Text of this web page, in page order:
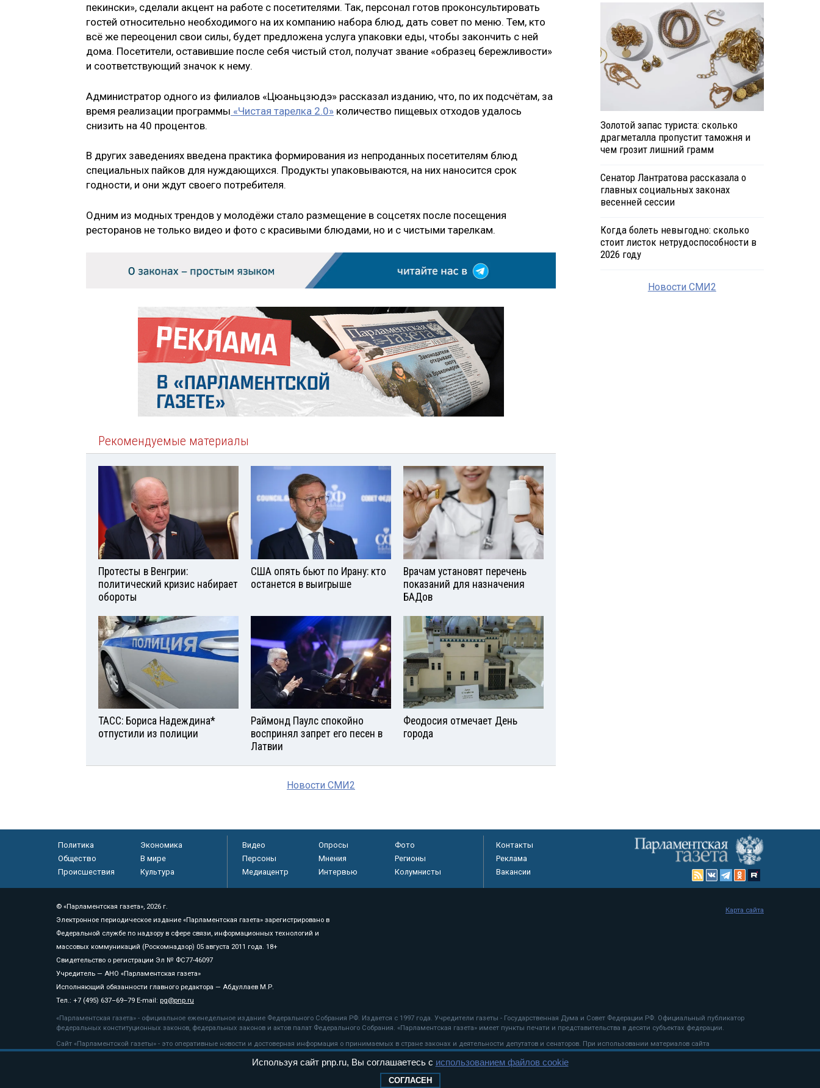
пекински», сделали акцент на работе с посетителями. Так, персонал готов проконсультировать
гостей относительно необходимого на их компанию набора блюд, дать совет по меню. Тем, кто
всё же переоценил свои силы, будет предложена услуга упаковки еды, чтобы закончить с ней
дома. Посетители, оставившие после себя чистый стол, получат звание «образец бережливости»
и соответствующий значок к нему.
Администратор одного из филиалов «Цюаньцзюдэ» рассказал изданию, что, по их подсчётам, за
время реализации программы «Чистая тарелка 2.0» количество пищевых отходов удалось
снизить на 40 процентов.
В других заведениях введена практика формирования из непроданных посетителям блюд
специальных пайков для нуждающихся. Продукты упаковываются, на них наносится срок
годности, и они ждут своего потребителя.
Одним из модных трендов у молодёжи стало размещение в соцсетях после посещения
ресторанов не только видео и фото с красивыми блюдами, но и с чистыми тарелкам.
Рекомендуемые материалы
Протесты в Венгрии:
политический кризис набирает
обороты
США опять бьют по Ирану: кто
останется в выигрыше
Врачам установят перечень
показаний для назначения
БАДов
ТАСС: Бориса Надеждина*
отпустили из полиции
Раймонд Паулс спокойно
воспринял запрет его песен в
Латвии
Феодосия отмечает День
города
Новости СМИ2
Золотой запас туриста: сколько
драгметалла пропустит таможня и
чем грозит лишний грамм
Сенатор Лантратова рассказала о
главных социальных законах
весенней сессии
Когда болеть невыгодно: сколько
стоит листок нетрудоспособности в
2026 году
Новости СМИ2
Политика
Экономика
Общество
В мире
Происшествия
Культура
Видео Опросы
Фото
Персоны
Мнения
Регионы
Медиацентр
Интервью Колумнисты
Контакты
Реклама
Вакансии
© «Парламентская газета», 2026 г.
Электронное периодическое издание «Парламентская газета» зарегистрировано в
Федеральной службе по надзору в сфере связи, информационных технологий и
массовых коммуникаций (Роскомнадзор) 05 августа 2011 года. 18+
Свидетельство о регистрации Эл № ФС77-46097
Учредитель — АНО «Парламентская газета»
Исполняющий обязанности главного редактора — Абдуллаев М.Р.
Тел.: +7 (495) 637–69–79 E-mail: pg@pnp.ru
«Парламентская газета» - официальное еженедельное издание Федерального Собрания РФ. Издается с 1997 года. Учредители газеты - Государственная Дума и Совет Федерации РФ. Официальный публикатор
федеральных конституционных законов, федеральных законов и актов палат Федерального Собрания. «Парламентская газета» имеет пункты печати и представительства в десяти субъектах федерации.
Сайт «Парламентской газеты» - это оперативные новости и достоверная информация о принимаемых в стране законах и деятельности депутатов и сенаторов. При использовании материалов сайта
«Парламентской газеты» активная ссылка на pnp.ru обязательна.
рекомендательные технологии
Карта сайта
Используя сайт pnp.ru, Вы соглашаетесь с использованием файлов cookie
СОГЛАСЕН